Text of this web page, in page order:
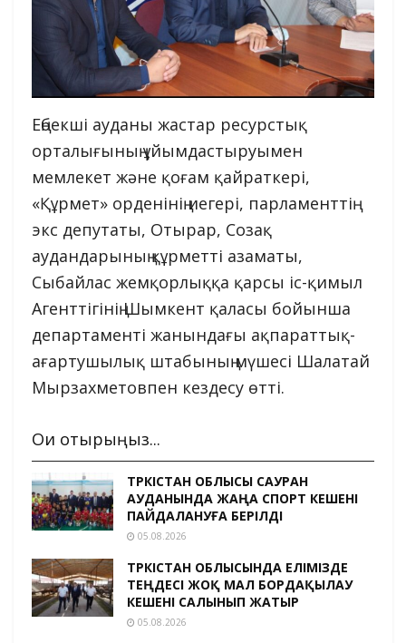
Еңбекші ауданы жастар ресурстық
орталығының ұйымдастыруымен
мемлекет және қоғам қайраткері,
«Құрмет» орденінің иегері, парламенттің
экс депутаты, Отырар, Созақ
аудандарының құрметті азаматы,
Сыбайлас жемқорлыққа қарсы іс-қимыл
Агенттігінің Шымкент қаласы бойынша
департаменті жанындағы ақпараттық-
ағартушылық штабының мүшесі Шалатай
Мырзахметовпен кездесу өтті.
Оқи отырыңыз...
ТҮРКІСТАН ОБЛЫСЫ САУРАН
АУДАНЫНДА ЖАҢА СПОРТ КЕШЕНІ
ПАЙДАЛАНУҒА БЕРІЛДІ
05.08.2026
ТҮРКІСТАН ОБЛЫСЫНДА ЕЛІМІЗДЕ
ТЕҢДЕСІ ЖОҚ МАЛ БОРДАҚЫЛАУ
КЕШЕНІ САЛЫНЫП ЖАТЫР
05.08.2026